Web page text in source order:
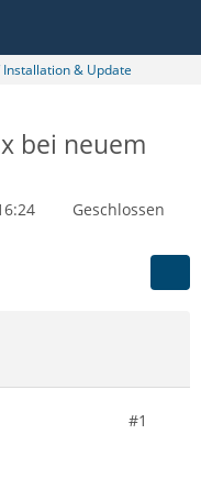
& Update
bei neuem
Geschlossen
#1